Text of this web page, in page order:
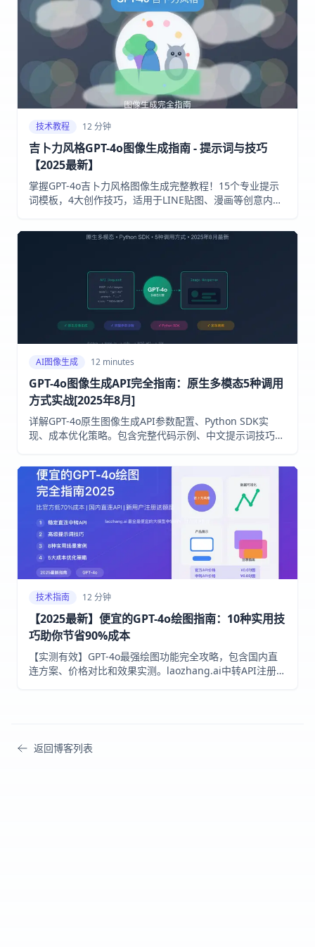
技术教程 12 分钟
吉卜力风格GPT-4o图像生成指南 - 提示词与技巧
【2025最新】
掌握GPT-4o吉卜力风格图像生成完整教程！15个专业提示
词模板，4大创作技巧，适用于LINE贴图、漫画等创意内
AI图像生成 12 minutes
GPT-4o图像生成API完全指南：原生多模态5种调用
方式实战[2025年8月]
详解GPT-4o原生图像生成API参数配置、Python SDK实
现、成本优化策略。包含完整代码示例、中文提示词技巧、
技术指南 12 分钟
【2025最新】便宜的GPT-4o绘图指南：10种实用技
巧助你节省90%成本
【实测有效】GPT-4o最强绘图功能完全攻略，包含国内直
连方案、价格对比和效果实测。laozhang.ai中转API注册送
返回博客列表